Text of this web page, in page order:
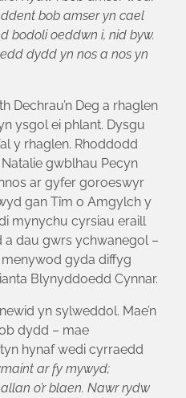
bob amser yn cael
bodoli oeddwn i, nid byw.
dydd yn nos a nos yn
Dechrau’n Deg a rhaglen
ysgol ei phlant. Dysgu
y rhaglen. Rhoddodd
gwblhau Pecyn
ar gyfer goroeswyr
gan Tîm o Amgylch y
mynychu cyrsiau eraill
dau gwrs ychwanegol –
gyda diffyg
Blynyddoedd Cynnar.
yn sylweddol. Mae’n
dydd – mae
hynaf wedi cyrraedd
ar fy mywyd;
o’r blaen. Nawr rydw